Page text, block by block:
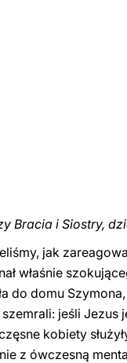
Bracia i Siostry,
jak
właśnie
do domu
szemrali: jeśli
kobiety
z ówczesną